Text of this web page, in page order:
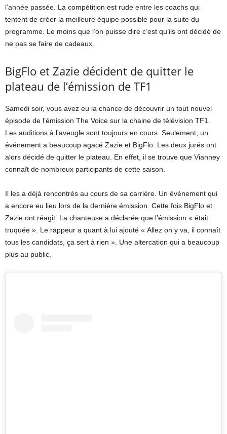
l’année passée. La compétition est rude entre les coachs qui
tentent de créer la meilleure équipe possible pour la suite du
programme. Le moins que l’on puisse dire c’est qu’ils ont décidé de
ne pas se faire de cadeaux.
BigFlo et Zazie décident de quitter le
plateau de l’émission de TF1
Samedi soir, vous avez eu la chance de découvrir un tout nouvel
épisode de l’émission The Voice sur la chaine de télévision TF1.
Les auditions à l’aveugle sont toujours en cours. Seulement, un
événement a beaucoup agacé Zazie et BigFlo. Les deux jurés ont
alors décidé de quitter le plateau. En effet, il se trouve que Vianney
connaît de nombreux participants de cette saison.
Il les a déjà rencontrés au cours de sa carrière. Un évènement qui
a encore eu lieu lors de la dernière émission. Cette fois BigFlo et
Zazie ont réagit. La chanteuse a déclarée que l’émission « était
truquée ». Le rappeur a quant à lui ajouté « Allez on y va, il connaît
tous les candidats, ça sert à rien ». Une altercation qui a beaucoup
plus au public.